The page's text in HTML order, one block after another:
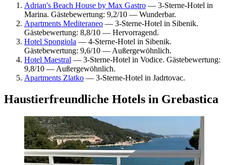
Adrian's Beach House by Max Gastro — 3-Sterne-Hotel in
Marina. Gästebewertung: 9,2/10 — Wunderbar.
Apartments Mediteraneo — 3-Sterne-Hotel in Sibenik.
Gästebewertung: 8,8/10 — Hervorragend.
Hotel Spongiola — 4-Sterne-Hotel in Sibenik.
Gästebewertung: 9,6/10 — Außergewöhnlich.
Hotel Maestral — 3-Sterne-Hotel in Vodice. Gästebewertung:
9,8/10 — Außergewöhnlich.
Apartments Zlatko — 3-Sterne-Hotel in Jadrtovac.
Haustierfreundliche Hotels in Grebastica